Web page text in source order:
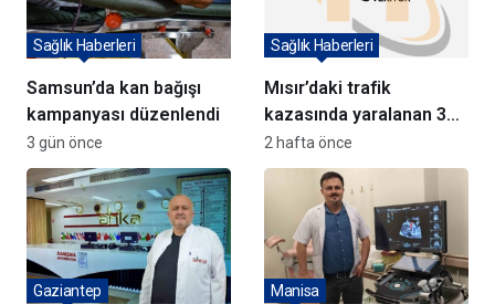
Samsun’da kan bağışı
kampanyası düzenlendi
Sağlık Haberleri
3 gün önce
Mısır’daki trafik
kazasında yaralanan 3
Türk Türkiye’ye getirildi
Sağlık Haberleri
2 hafta önce
Gaziantep Manisa